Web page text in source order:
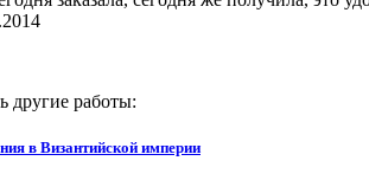
другие работы:
в Византийской империи